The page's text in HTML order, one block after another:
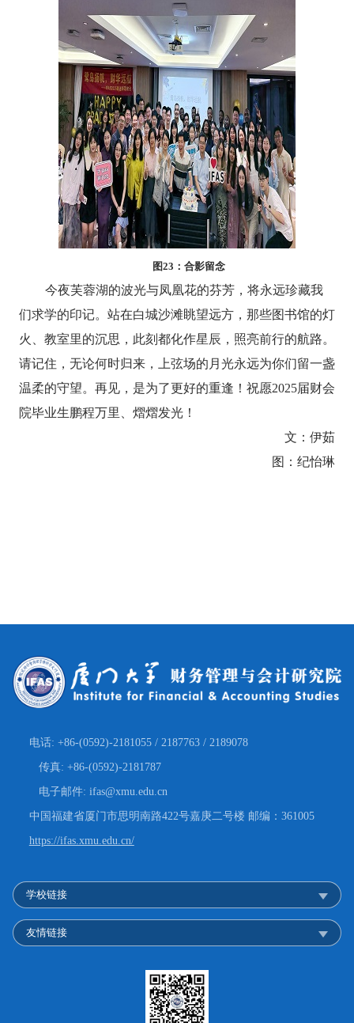
图23 ：合影留念
今夜芙蓉湖的波光与凤凰花的芬芳，将永远珍藏我
们求学的印记。站在白城沙滩眺望远方，那些图书馆的灯
火、教室里的沉思，此刻都化作星辰，照亮前行的航路。
请记住，无论何时归来，上弦场的月光永远为你们留一盏
温柔的守望。再见，是为了更好的重逢！祝愿2025届财会
院毕业生鹏程万里、熠熠发光！
文：伊茹
图：纪怡琳
电话: +86-(0592)-2181055 / 2187763 / 2189078
传真: +86-(0592)-2181787
电子邮件: ifas@xmu.edu.cn
中国福建省厦门市思明南路422号嘉庚二号楼 邮编：361005
https://ifas.xmu.edu.cn/
学校链接
友情链接